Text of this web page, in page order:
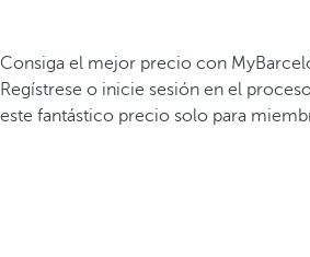
Consiga el mejor precio con
Regístrese o inicie sesión en el
este fantástico precio solo para